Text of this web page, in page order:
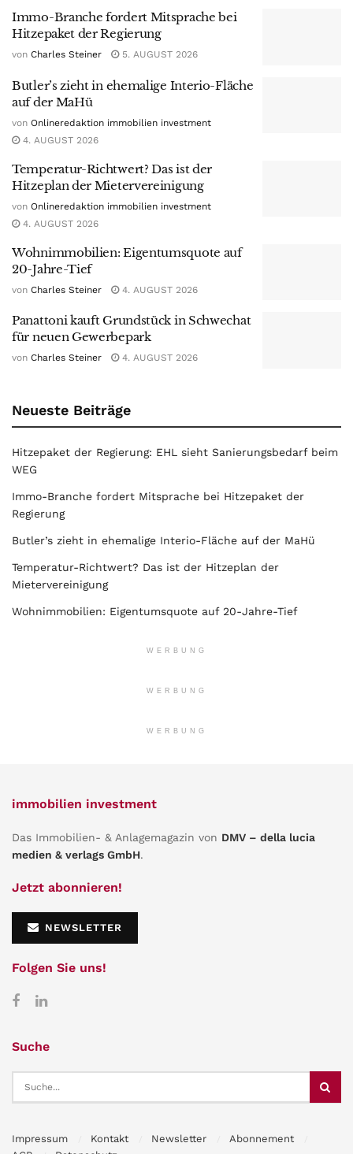
Immo-Branche fordert Mitsprache bei
Hitzepaket der Regierung
von Charles Steiner 5. AUGUST 2026
Butler’s zieht in ehemalige Interio-Fläche
auf der MaHü
von Onlineredaktion immobilien investment
4. AUGUST 2026
Temperatur-Richtwert? Das ist der
Hitzeplan der Mietervereinigung
von Onlineredaktion immobilien investment
4. AUGUST 2026
Wohnimmobilien: Eigentumsquote auf
20-Jahre-Tief
von Charles Steiner 4. AUGUST 2026
Panattoni kauft Grundstück in Schwechat
für neuen Gewerbepark
von Charles Steiner 4. AUGUST 2026
Neueste Beiträge
Hitzepaket der Regierung: EHL sieht Sanierungsbedarf beim
WEG
Immo-Branche fordert Mitsprache bei Hitzepaket der
Regierung
Butler’s zieht in ehemalige Interio-Fläche auf der MaHü
Temperatur-Richtwert? Das ist der Hitzeplan der
Mietervereinigung
Wohnimmobilien: Eigentumsquote auf 20-Jahre-Tief
WERBUNG
WERBUNG
WERBUNG
immobilien investment
Das Immobilien- & Anlagemagazin von DMV – della lucia
medien & verlags GmbH.
Jetzt abonnieren!
NEWSLETTER
Folgen Sie uns!
Suche
Impressum Kontakt Newsletter
Abonnement